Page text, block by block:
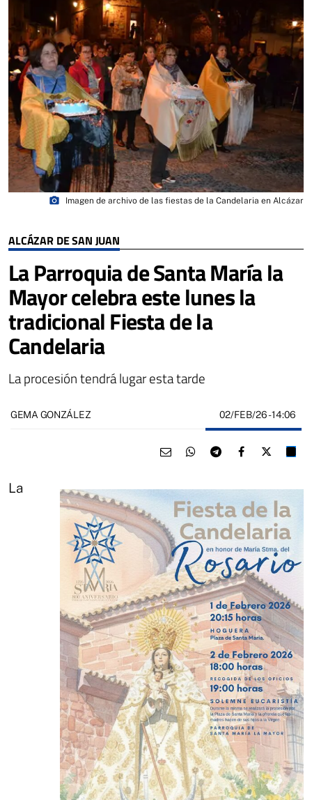
ALCÁZAR DE SAN JUAN
La Parroquia de Santa María la
Mayor celebra este lunes la
tradicional Fiesta de la
Candelaria
La procesión tendrá lugar esta tarde
photo_camera Imagen de archivo de las fiestas de la Candelaria en Alcázar
GEMA GONZÁLEZ 02/FEB/26- 14:06
La